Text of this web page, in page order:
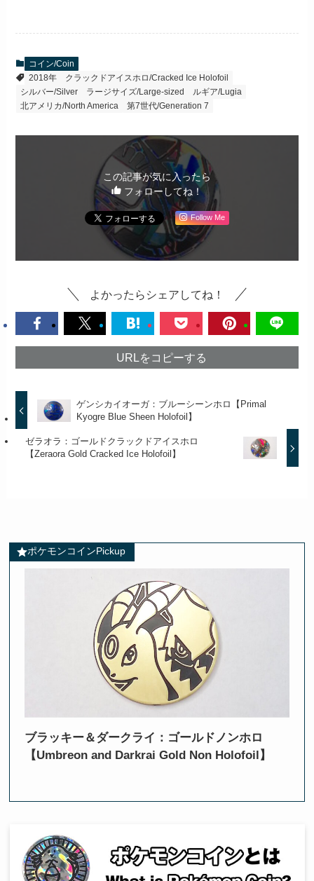
コイン/Coin
2018年
クラックドアイスホロ/Cracked Ice Holofoil
シルバー/Silver
ラージサイズ/Large-sized
ルギア/Lugia
北アメリカ/North America
第7世代/Generation 7
この記事が気に入ったら
フォローしてね！
Follow Me
よかったらシェアしてね！
URLをコピーする
ゲンシカイオーガ：ブルーシーンホロ【Primal
Kyogre Blue Sheen Holofoil】
ゼラオラ：ゴールドクラックドアイスホロ
【Zeraora Gold Cracked Ice Holofoil】
ポケモンコインPickup
ブラッキー＆ダークライ：ゴールドノンホロ
【Umbreon and Darkrai Gold Non Holofoil】